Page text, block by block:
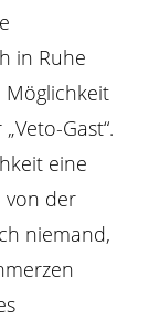
in Ruhe
Möglichkeit
Gast“.
eine
von der
niemand,